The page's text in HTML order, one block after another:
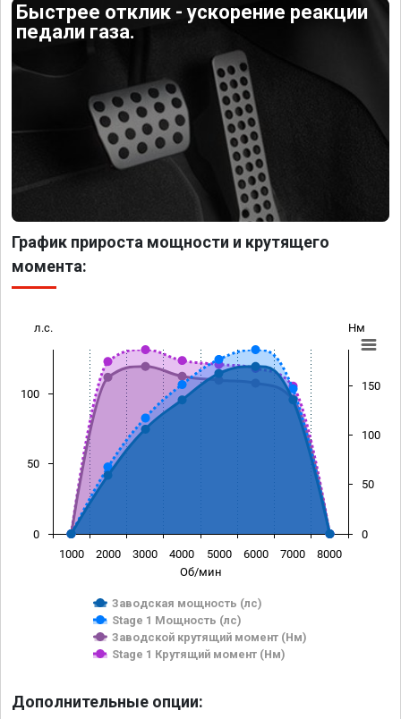
Быстрее отклик - ускорение реакции
педали газа.
График прироста мощности и крутящего
момента:
Об/мин
л.с. Нм
Заводская мощность (лс)
Stage 1 Мощность (лс)
Заводской крутящий момент (Нм)
Stage 1 Крутящий момент (Нм)
1000 2000 3000 4000 5000 6000 7000 8000
0
50
100
0
50
100
150
Дополнительные опции: